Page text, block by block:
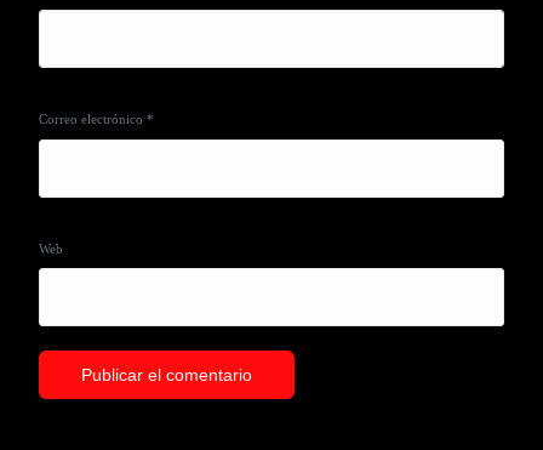
Correo electrónico*
Web